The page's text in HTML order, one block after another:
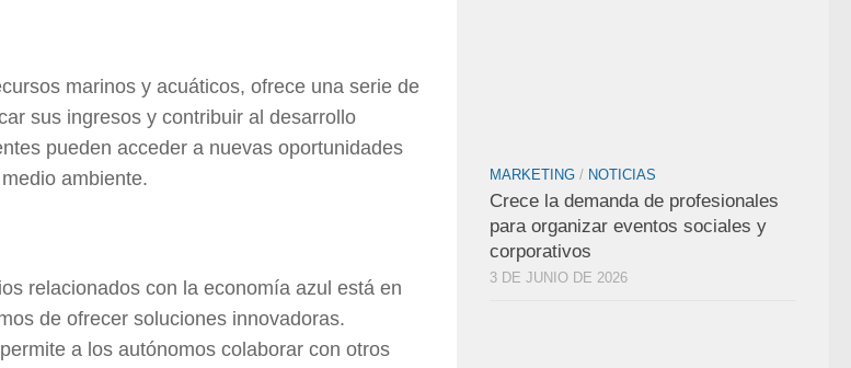
marinos y acuáticos, ofrece una serie de
sus ingresos y contribuir al desarrollo
pueden acceder a nuevas oportunidades
ambiente.
relacionados con la economía azul está en
de ofrecer soluciones innovadoras.
a los autónomos colaborar con otros
MARKETING / NOTICIAS
Crece la demanda de profesionales
para organizar eventos sociales y
corporativos
3 DE JUNIO DE 2026